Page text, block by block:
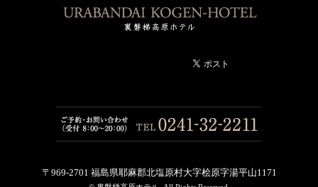
〒969-2701 福島県耶麻郡北塩原村大字桧原字湯平山1171